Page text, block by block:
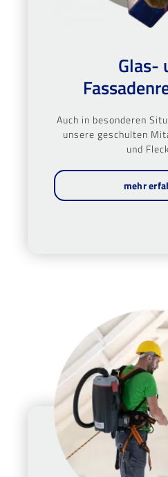
Glas-
Auch in besonderen
unsere geschulten
und
mehr